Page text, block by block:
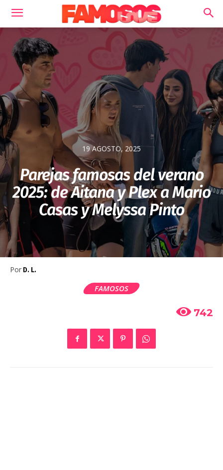
19 AGOSTO, 2025
Parejas famosas del verano
2025: de Aitana y Plex a Mario
Casas y Melyssa Pinto
Por D. L.
FAMOSOS
742